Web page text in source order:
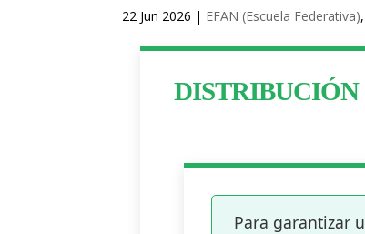
22 Jun 2026 | EFAN (Escuela Federativa),
DISTRIBUCIÓN
Para garantizar